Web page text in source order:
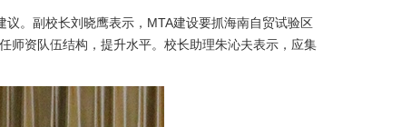
。副校长刘晓鹰表示，MTA建设要抓海南自贸试验区
师资队伍结构，提升水平。校长助理朱沁夫表示，应集